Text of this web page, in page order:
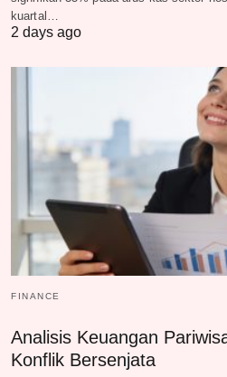
kuartal…
2 days ago
FINANCE
Analisis Keuangan
Konflik Bersenjata